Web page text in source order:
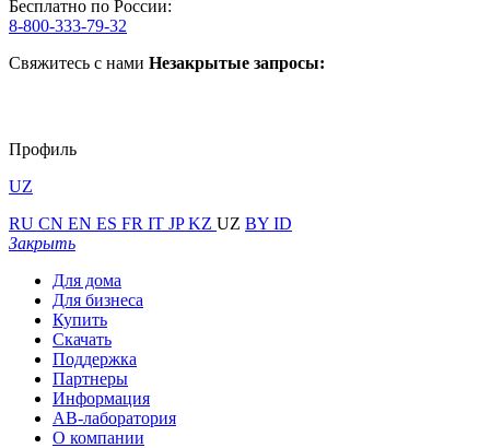
Бесплатно по России:
8-800-333-79-32
Свяжитесь с нами Незакрытые запросы:
Профиль
UZ
RU CN EN ES FR IT JPKZ UZ BY ID
Закрыть
Для дома
Для бизнеса
Купить
Скачать
Поддержка
Партнеры
Информация
АВ-лаборатория
О компании